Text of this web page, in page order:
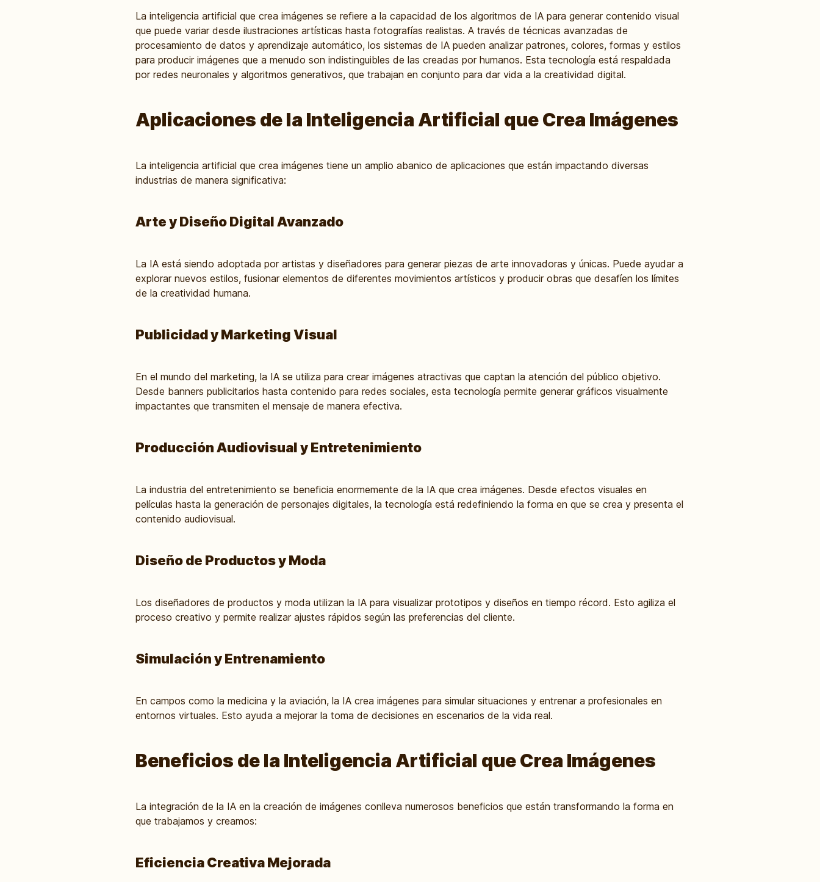
La inteligencia artificial que crea imágenes se refiere a la capacidad de los algoritmos de IA para generar contenido visual
que puede variar desde ilustraciones artísticas hasta fotografías realistas. A través de técnicas avanzadas de
procesamiento de datos y aprendizaje automático, los sistemas de IA pueden analizar patrones, colores, formas y estilos
para producir imágenes que a menudo son indistinguibles de las creadas por humanos. Esta tecnología está respaldada
por redes neuronales y algoritmos generativos, que trabajan en conjunto para dar vida a la creatividad digital.
Aplicaciones de la Inteligencia Artificial que Crea Imágenes
La inteligencia artificial que crea imágenes tiene un amplio abanico de aplicaciones que están impactando diversas
industrias de manera significativa:
Arte y Diseño Digital Avanzado
La IA está siendo adoptada por artistas y diseñadores para generar piezas de arte innovadoras y únicas. Puede ayudar a
explorar nuevos estilos, fusionar elementos de diferentes movimientos artísticos y producir obras que desafíen los límites
de la creatividad humana.
Publicidad y Marketing Visual
En el mundo del marketing, la IA se utiliza para crear imágenes atractivas que captan la atención del público objetivo.
Desde banners publicitarios hasta contenido para redes sociales, esta tecnología permite generar gráficos visualmente
impactantes que transmiten el mensaje de manera efectiva.
Producción Audiovisual y Entretenimiento
La industria del entretenimiento se beneficia enormemente de la IA que crea imágenes. Desde efectos visuales en
películas hasta la generación de personajes digitales, la tecnología está redefiniendo la forma en que se crea y presenta el
contenido audiovisual.
Diseño de Productos y Moda
Los diseñadores de productos y moda utilizan la IA para visualizar prototipos y diseños en tiempo récord. Esto agiliza el
proceso creativo y permite realizar ajustes rápidos según las preferencias del cliente.
Simulación y Entrenamiento
En campos como la medicina y la aviación, la IA crea imágenes para simular situaciones y entrenar a profesionales en
entornos virtuales. Esto ayuda a mejorar la toma de decisiones en escenarios de la vida real.
Beneficios de la Inteligencia Artificial que Crea Imágenes
La integración de la IA en la creación de imágenes conlleva numerosos beneficios que están transformando la forma en
que trabajamos y creamos:
Eficiencia Creativa Mejorada